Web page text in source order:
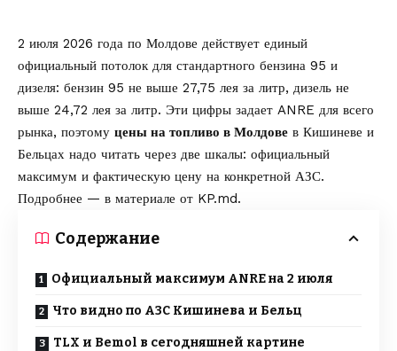
2 июля 2026 года по Молдове действует единый
официальный потолок для стандартного бензина 95 и
дизеля: бензин 95 не выше 27,75 лея за литр, дизель не
выше 24,72 лея за литр. Эти цифры задает ANRE для всего
рынка, поэтому цены на топливо в Молдове в Кишиневе и
Бельцах надо читать через две шкалы: официальный
максимум и фактическую цену на конкретной АЗС.
Подробнее — в материале от KP.md.
Содержание
Официальный максимум ANRE на 2 июля
Что видно по АЗС Кишинева и Бельц
TLX и Bemol в сегодняшней картине